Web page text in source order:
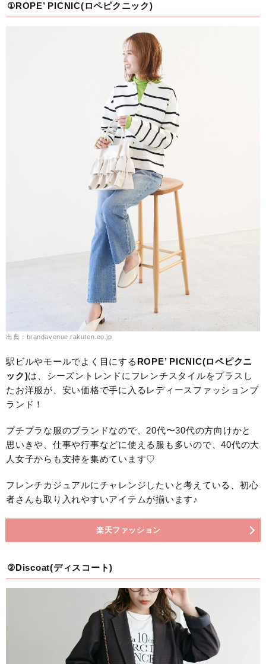
①ROPE’ PICNIC(ロペピクニック)
出典：brandavenue.rakuten.co.jp
駅ビルやモールでよく目にする ROPE’ PICNIC(ロペピクニ
ック)は、シーズントレンドにフレンチスタイルをプラスし
たお洋服が、安い価格で手に入るレディースファッションブ
ランド！
プチプラな服のブランドなので、20代〜30代の方向けかと
思いきや、仕事や行事などに使える服も多いので、40代の大
人女子からも支持を集めています♡
フレンチカジュアルにチャレンジしたいと考えている、初心
者さんも取り入れやすいアイテムが揃います♪
楽天ファッション
②Discoat(ディスコート)